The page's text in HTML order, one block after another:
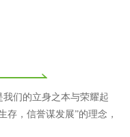
我们的立身之本与荣耀起
存，信誉谋发展”的理念，